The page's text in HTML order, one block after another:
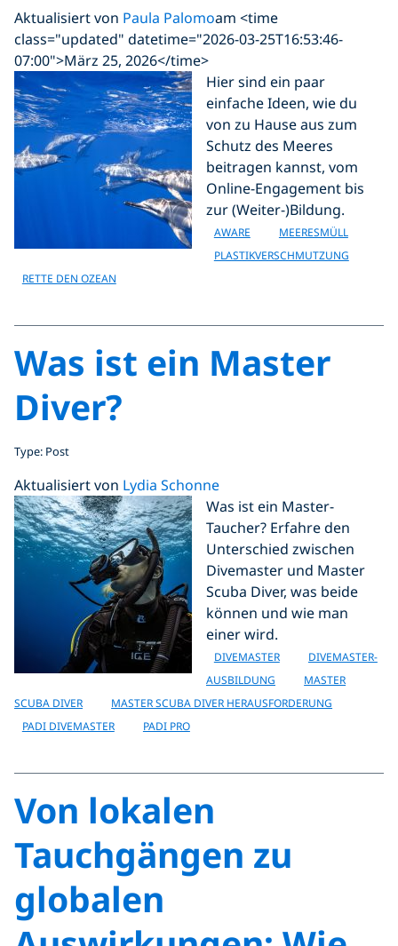
Aktualisiert von Paula Palomoam <time
class="updated" datetime="2026-03-25T16:53:46-
07:00">März 25, 2026</time>
Hier sind ein paar
einfache Ideen, wie du
von zu Hause aus zum
Schutz des Meeres
beitragen kannst, vom
Online-Engagement bis
zur (Weiter-)Bildung.
AWARE
MEERESMÜLL
PLASTIKVERSCHMUTZUNG
RETTE DEN OZEAN
Was ist ein Master
Diver?
Type: Post
Aktualisiert von Lydia Schonne
Was ist ein Master-
Taucher? Erfahre den
Unterschied zwischen
Divemaster und Master
Scuba Diver, was beide
können und wie man
einer wird.
DIVEMASTER
DIVEMASTER-
AUSBILDUNG
MASTER
SCUBA DIVER
MASTER SCUBA DIVER HERAUSFORDERUNG
PADI DIVEMASTER
PADI PRO
Von lokalen
Tauchgängen zu
globalen